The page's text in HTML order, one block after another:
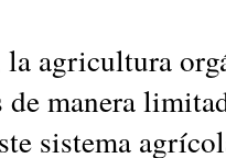
agricultura
manera
sistema